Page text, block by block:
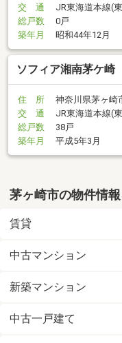
交 通
JR東海道本線(
総戸数
0戸
築年月
昭和44年12月
ソフィア湘南茅ケ崎
住 所
神奈川県茅ヶ崎
交 通
JR東海道本線(
総戸数
38戸
築年月
平成5年3月
茅ヶ崎市の物件情
賃貸
中古マンション
新築マンション
中古一戸建て